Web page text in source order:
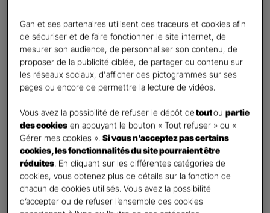
Nombre de caractères restants : 50 caractères restants
Activité*
Indiquez l'activité professionnelle de votre entreprise
Nombre de caractères restants :9 caractères restants
Indiquez un montant annuel en euro, même approximatif.
La limite est de 9 caractères. Caractères restants : 9.
Code postal du risque*
Nombre de caractères restants :5 caractères restants
La limite est de 5 caractères. Caractères restants : 5.
Gan et ses partenaires utilisent des traceurs et cookies afin
de sécuriser et de faire fonctionner le site internet, de
mesurer son audience, de personnaliser son contenu, de
proposer de la publicité ciblée, de partager du contenu sur
les réseaux sociaux, d'afficher des pictogrammes sur ses
pages ou encore de permettre la lecture de vidéos.
Vous avez la possibilité de refuser le dépôt detoutoupartie
des cookies en appuyant le bouton « Tout refuser » ou «
Gérer mes cookies ».Si vous n’acceptez pas certains
cookies, les fonctionnalités du site pourraient être
réduites . En cliquant sur les différentes catégories de
cookies, vous obtenez plus de détails sur la fonction de
chacun de cookies utilisés. Vous avez la possibilité
d’accepter ou de refuser l’ensemble des cookies